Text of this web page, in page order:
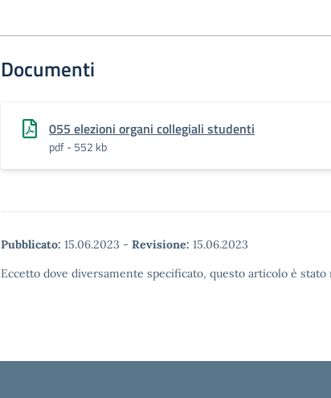
Documenti
055 elezioni organi collegiali studenti
pdf - 552 kb
Pubblicato: 15.06.2023 - Revisione: 15.06.2023
Eccetto dove diversamente specificato, questo articolo è